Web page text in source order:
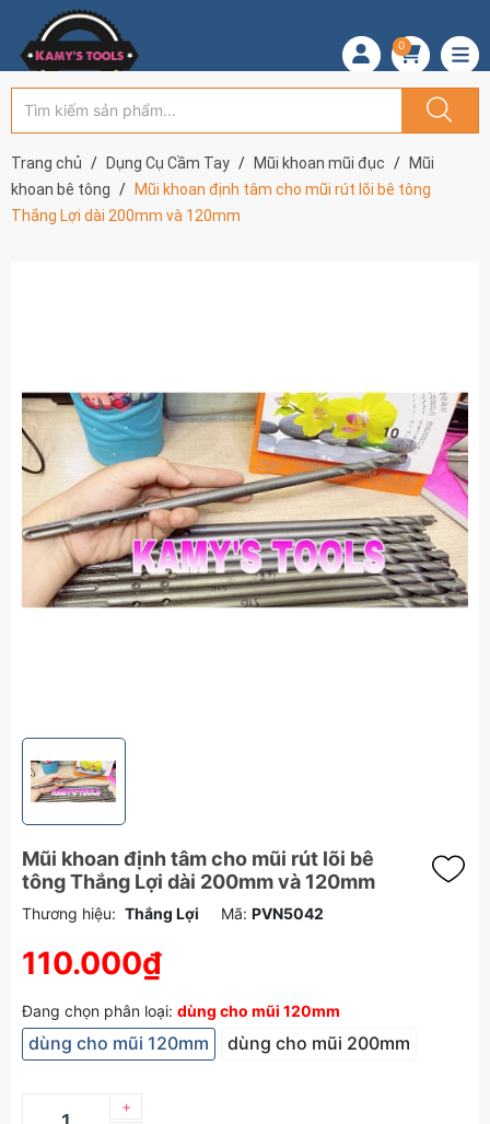
0
Trang chủ Dụng Cụ Cầm Tay Mũi khoan mũi đục
Mũi
khoan bê tông
Mũi khoan định tâm cho mũi rút lõi bê tông
Thắng Lợi dài 200mm và 120mm
Mũi khoan định tâm cho mũi rút lõi bê
tông Thắng Lợi dài 200mm và 120mm
Thương hiệu: Thắng Lợi Mã: PVN5042
110.000₫
Đang chọn phân loại: dùng cho mũi 120mm
dùng cho mũi 120mm dùng cho mũi 200mm
+